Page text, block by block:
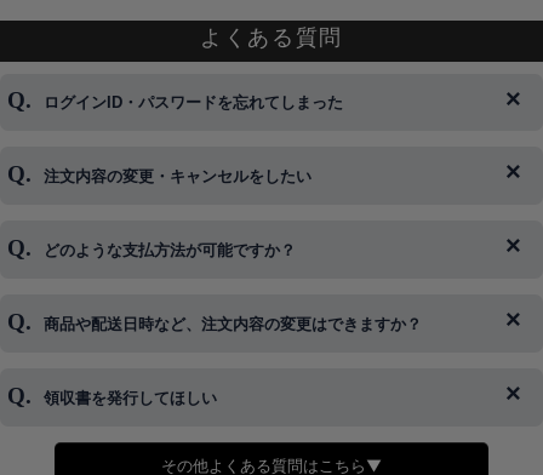
よくある質問
ログインID・パスワードを忘れてしまった
◆下記ページより、ログインIDの変更が可能です。
注文内容の変更・キャンセルをしたい
◆即日発送を行なっている関係上、午後以降のご連絡やキャンセル
※発送後、発送準備が完了しお手続きが間に合わない場合は変更、
どのような支払方法が可能ですか？
◆代金引換・クレジットカード・携帯キャリア決済・おねだり決
商品や配送日時など、注文内容の変更はできますか？
◆商品発送前の変更は承っております。
さい。
領収書を発行してほしい
その他よくある質問はこちら▼